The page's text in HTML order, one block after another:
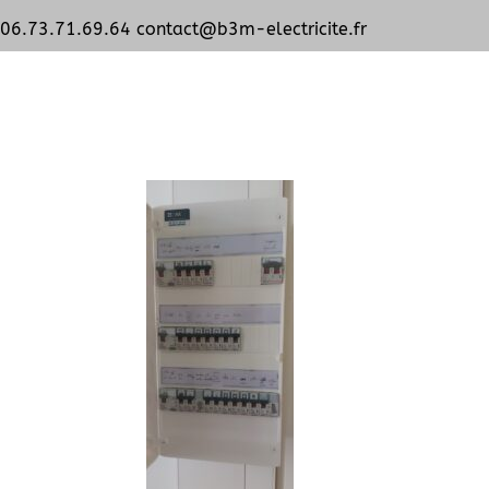
06.73.71.69.64 contact@b3m-electricite.fr